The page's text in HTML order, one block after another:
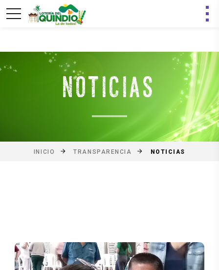
NOTICIAS
INICIO TRANSPARENCIA NOTICIAS